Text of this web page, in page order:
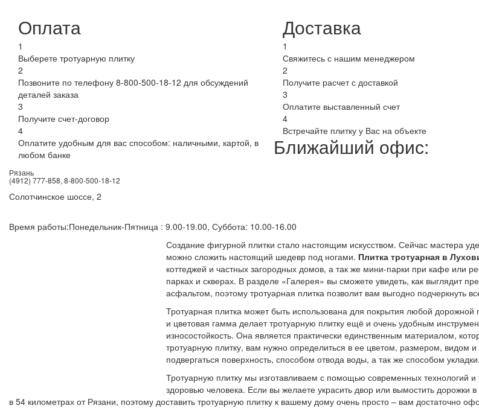
Оплата
1
Выберете тротуарную плитку
2
Позвоните по телефону 8-800-500-18-12 для обсуждений
деталей заказа
3
Получите счет-договор
4
Оплатите удобным для вас способом: наличными, картой, в
любом банке
Доставка
1
Свяжитесь с нашим менеджером
2
Получите расчет с доставкой
3
Оплатите выставленный счет
4
Встречайте плитку у Вас на объекте
Ближайший офис:
Рязань
(4912) 777-858, 8-800-500-18-12
Солотчинское шоссе, 2
Время работы:Понедельник-Пятница : 9.00-19.00, Суббота: 10.00-16.00
Создание фигурной плитки стало настоящим искусством. Сейчас мастера
можно сложить настоящий шедевр под ногами. Плитка тротуарная в
коттеджей и частных загородных домов, а так же мини-парки при кафе или
парках и скверах. В разделе «Галерея» вы сможете увидеть, как выглядит
асфальтом, поэтому тротуарная плитка позволит вам выгодно подчеркнуть
Тротуарная плитка может быть использована для покрытия любой
и цветовая гамма делает тротуарную плитку ещё и очень удобным
износостойкость. Она является практически единственным материалом,
тротуарную плитку, вам нужно определиться в ее цветом, размером, видом
подвергаться поверхность, способом отвода воды, а так же способом укладки.
Тротуарную плитку мы изготавливаем с помощью современных технологий
здоровью человека. Если вы желаете украсить двор или вымостить дорожки
в 54 километрах от Рязани, поэтому доставить тротуарную плитку к вашему дому очень просто – вам достаточно